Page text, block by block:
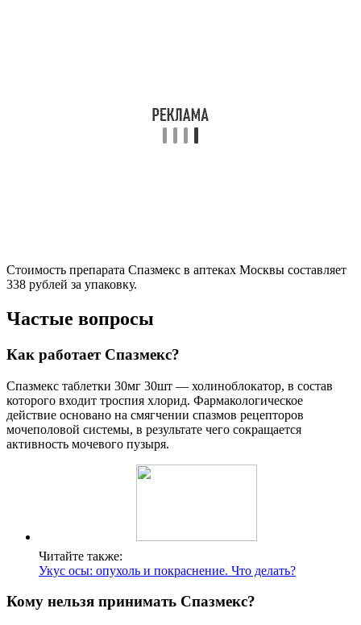
Стоимость препарата Спазмекс в аптеках Москвы составляет
338 рублей за упаковку.
Частые вопросы
Как работает Спазмекс?
Спазмекс таблетки 30мг 30шт — холиноблокатор, в состав
которого входит троспия хлорид. Фармакологическое
действие основано на смягчении спазмов рецепторов
мочеполовой системы, в результате чего сокращается
активность мочевого пузыря.
Читайте также:
Укус осы: опухоль и покраснение. Что делать?
Кому нельзя принимать Спазмекс?